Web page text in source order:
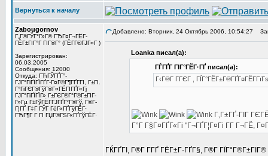
Вернуться к началу
Zabougornov
Г„Г®ГЎГ°Г»Г© ГЂГ¤Г¬ГЁГ­
ГЁГ±ГІГ°Г ГІГ®Г° (ГЁГ­Г®ГЈГ¤Г )
Зарегистрирован:
06.03.2005
Сообщения: 12000
Откуда: ГЋГЎГҐГ°-
ГЈГ°ГіГЇГЇГҐГ­-Г¤Г®Г¶ГҐГ­ГІ, Г±ГІ.
Г°ГіГЄГ®ГўГ®Г¤ГЁГІГҐГ«Гј
ГЈГ°ГіГЇГЇГ» Г±ГЄГ®Г°Г®Г±ГІГ­
Г»Гµ Г±ГўГЁГ­ГЈГҐГ°Г®Гў, Г®Г­
Г¦ГҐ Г‡Г ГЎГ ГёГ«ГҐГўГЁГ·
ГЋГ¶Г Г ГІ ГЏГ®ГЅГ«ГҐГўГЁГ·
Добавлено: Вторник, 24 Октябрь 2006, 10:54:27
Loanka писал(а):
ГЃГҐГ ГІГ°ГЁГ·ГҐ писал(а):
Г‹Г®Г Г­ГЄГ ,
Г‚Г±ГҐ-ГІГ
Г°Г Г§Г¤ГҐГ«Гі "Г¬ГҐГ¦Г¤Гі Г­Г Г¬ГЁ,
ГЌГҐГІ, Г®Г­ Г­ГҐ ГЁГ±Г·ГҐГ§, Г®Г­